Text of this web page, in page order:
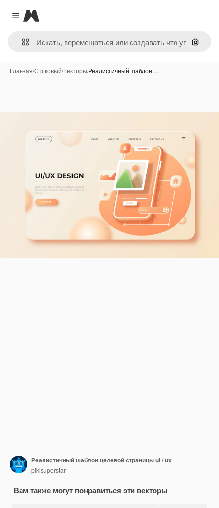
Close menu
Magnific
Поиск
Главная/Стоковый/Векторы/Реалистичный шаблон …
Реалистичный шаблон целевой страницы ui / ux
pikisuperstar
Вам также могут понравиться эти векторы